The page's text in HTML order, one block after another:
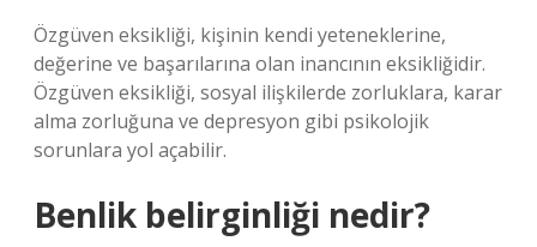
Özgüven eksikliği, kişinin kendi yeteneklerine,
değerine ve başarılarına olan inancının eksikliğidir.
Özgüven eksikliği, sosyal ilişkilerde zorluklara, karar
alma zorluğuna ve depresyon gibi psikolojik
sorunlara yol açabilir.
Benlik belirginliği nedir?